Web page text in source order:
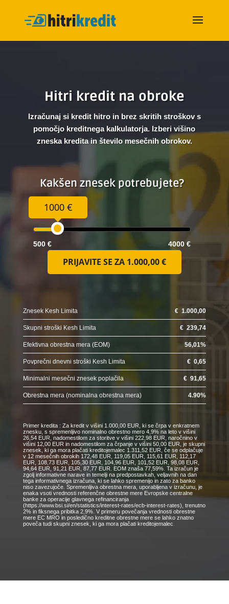
Hitri kredit na obroke
Izračunaj si kredit hitro in brez skritih stroškov s
pomočjo kreditnega kalkulatorja. Izberi višino
zneska kredita in število mesečnih obrokov.
Kakšen znesek potrebujete?
1000 €
500 € 4000 €
PRIJAVITE SE ZA 1.000,00 €
Znesek Kesh Limita €1.000,00
Skupni stroški Kesh Limita €239,74
Efektivna obrestna mera (EOM) 56,01%
Povprečni dnevni stroški Kesh Limita €0,65
Minimalni mesečni znesek poplačila €91,65
Obrestna mera (nominalna obrestna mera) 4.90%
Primer kredita : Za kredit v višini 1.000,00 EUR, ki se črpa v enkratnem
znesku, s spremenljivo nominalno obrestno mero 4,9% na leto v višini
26,54 EUR, nadomestilom za storitve v višini 222,98 EUR, naročnino v
višini 12,00 EUR in nadomestilom za črpanje v višini 50,00 EUR, je skupni
znesek, ki ga mora plačati kreditojemalec 1.311,52 EUR, če se odplačuje
v 12 mesečnih obrokih 172,48 EUR, 119,05 EUR, 115,61 EUR, 112,17
EUR, 108,73 EUR, 105,30 EUR, 104,96 EUR, 101,52 EUR, 98,08 EUR,
94,64 EUR, 91,21 EUR, 87,77 EUR. EOM znaša 77,59%. Ta izračun je
zgolj informativne narave in temelji na predpostavkah, veljavnih na dan
tega informativnega izračuna, ki se lahko spremenijo in zato za banko
niso zavezujoče. Spremenljiva obrestna mera, uporabljena v izračunu, je
enaka vsoti vrednosti referenčne obrestne mere Evropske centralne
banke za operacije glavnega refinanciranja
(https://www.bsi.si/en/statistics/interest-rates/ecb-interest-rates), trenutno
2% in fiksnega pribitka 2,9%. V primeru povečanja vrednosti obrestne
mere EC MRO in posledično kreditne obrestne mere se lahko znatno
poveča tudi skupni znesek, ki ga mora plačati kreditojemalec.